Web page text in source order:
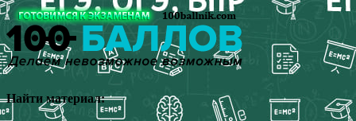
Перейти
к
содержимому
Найти материал: